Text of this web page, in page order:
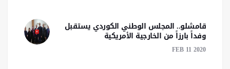
قامشلو.. المجلس الوطني الكوردي يستقبل
وفداً بارزاً من الخارجية الأمريكية
FEB 11 2020